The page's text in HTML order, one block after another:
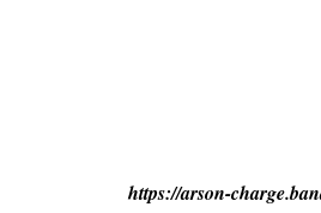
https://arson-